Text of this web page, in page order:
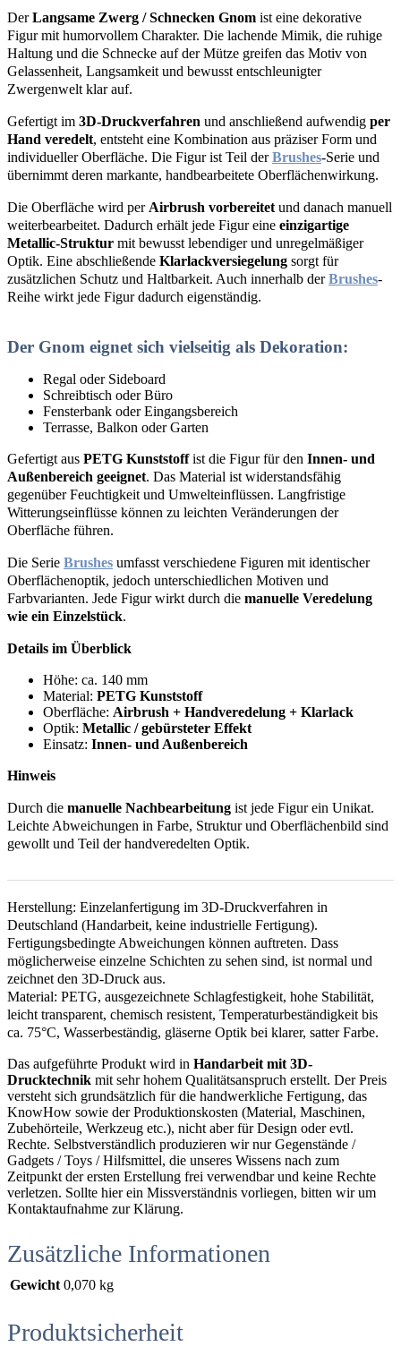
DerLangsame Zwerg / Schnecken Gnom ist eine dekorative
Figur mit humorvollem Charakter. Die lachende Mimik, die ruhige
Haltung und die Schnecke auf der Mütze greifen das Motiv von
Gelassenheit, Langsamkeit und bewusst entschleunigter
Zwergenwelt klar auf.
Gefertigt im 3D-Druckverfahren und anschließend aufwendig per
Hand veredelt, entsteht eine Kombination aus präziser Form und
individueller Oberfläche. Die Figur ist Teil derBrushes-Serie und
übernimmt deren markante, handbearbeitete Oberflächenwirkung.
Die Oberfläche wird per Airbrush vorbereitet und danach manuell
weiterbearbeitet. Dadurch erhält jede Figur eine einzigartige
Metallic-Struktur mit bewusst lebendiger und unregelmäßiger
Optik. Eine abschließende Klarlackversiegelung sorgt für
zusätzlichen Schutz und Haltbarkeit. Auch innerhalb derBrushes-
Reihe wirkt jede Figur dadurch eigenständig.
Der Gnom eignet sich vielseitig als Dekoration:
Regal oder Sideboard
Schreibtisch oder Büro
Fensterbank oder Eingangsbereich
Terrasse, Balkon oder Garten
Gefertigt aus PETG Kunststoffist die Figur für den Innen- und
Außenbereich geeignet. Das Material ist widerstandsfähig
gegenüber Feuchtigkeit und Umwelteinflüssen. Langfristige
Witterungseinflüsse können zu leichten Veränderungen der
Oberfläche führen.
Die Serie Brushes umfasst verschiedene Figuren mit identischer
Oberflächenoptik, jedoch unterschiedlichen Motiven und
Farbvarianten. Jede Figur wirkt durch die manuelle Veredelung
wie ein Einzelstück.
Details im Überblick
Höhe: ca. 140 mm
Material: PETG Kunststoff
Oberfläche: Airbrush + Handveredelung + Klarlack
Optik: Metallic / gebürsteter Effekt
Einsatz: Innen- und Außenbereich
Hinweis
Durch die manuelle Nachbearbeitung ist jede Figur ein Unikat.
Leichte Abweichungen in Farbe, Struktur und Oberflächenbild sind
gewollt und Teil der handveredelten Optik.
Herstellung: Einzelanfertigung im 3D-Druckverfahren in
Deutschland (Handarbeit, keine industrielle Fertigung).
Fertigungsbedingte Abweichungen können auftreten. Dass
möglicherweise einzelne Schichten zu sehen sind, ist normal und
zeichnet den 3D-Druck aus.
Material: PETG, ausgezeichnete Schlagfestigkeit, hohe Stabilität,
leicht transparent, chemisch resistent, Temperaturbeständigkeit bis
ca. 75°C, Wasserbeständig, gläserne Optik bei klarer, satter Farbe.
Das aufgeführte Produkt wird in Handarbeit mit 3D-
Drucktechnik mit sehr hohem Qualitätsanspruch erstellt. Der Preis
versteht sich grundsätzlich für die handwerkliche Fertigung, das
KnowHow sowie der Produktionskosten (Material, Maschinen,
Zubehörteile, Werkzeug etc.), nicht aber für Design oder evtl.
Rechte. Selbstverständlich produzieren wir nur Gegenstände /
Gadgets / Toys / Hilfsmittel, die unseres Wissens nach zum
Zeitpunkt der ersten Erstellung frei verwendbar und keine Rechte
verletzen. Sollte hier ein Missverständnis vorliegen, bitten wir um
Kontaktaufnahme zur Klärung.
Zusätzliche Informationen
Gewicht 0,070 kg
Produktsicherheit